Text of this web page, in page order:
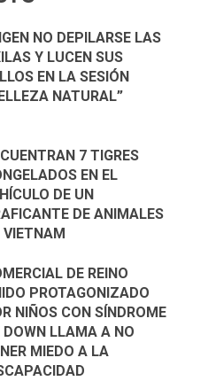
NO DEPILARSE LAS
Y LUCEN SUS
EN LA SESIÓN
NATURAL”
7 TIGRES
EN EL
DE UN
DE ANIMALES
VIETNAM
DE REINO
PROTAGONIZADO
NIÑOS CON SÍNDROME
DOWN LLAMA A NO
MIEDO A LA